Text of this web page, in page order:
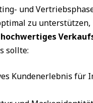
und
zu
hochwertiges
sollte:
Kundenerlebnis für